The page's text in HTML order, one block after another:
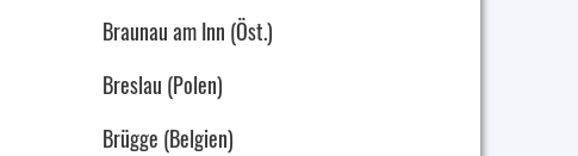
Braunau am Inn (Öst.)
Breslau (Polen)
Brügge (Belgien)